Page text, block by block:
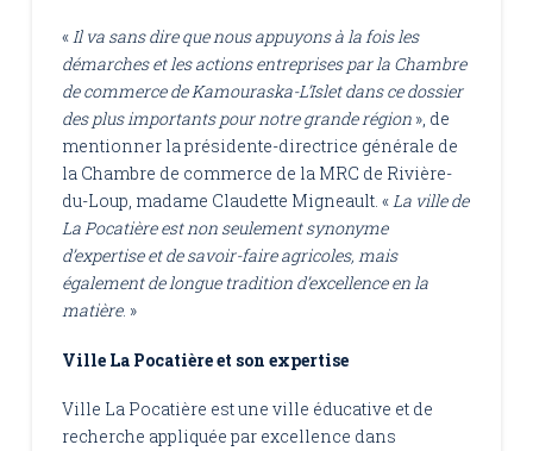
«Il va sans dire que nous appuyons à la fois les
démarches et les actions entreprises par la Chambre
de commerce de Kamouraska-L’Islet dans ce dossier
des plus importants pour notre grande région», de
mentionner la présidente-directrice générale de
la Chambre de commerce de la MRC de Rivière-
du-Loup, madame Claudette Migneault. «La ville de
La Pocatière est non seulement synonyme
d’expertise et de savoir-faire agricoles, mais
également de longue tradition d’excellence en la
matière. »
Ville La Pocatière et son expertise
Ville La Pocatière est une ville éducative et de
recherche appliquée par excellence dans